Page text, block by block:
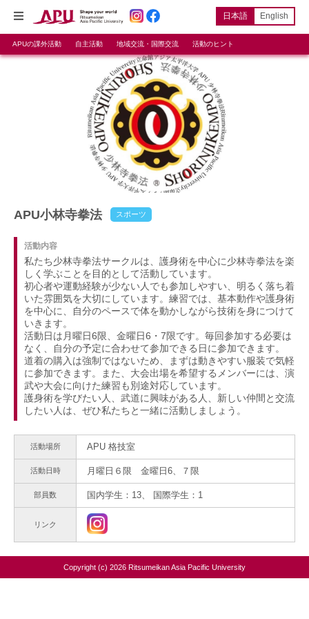
日本語 English
APUの課外活動 自主活動 地域交流・国際交流 活動のヒント
APU小林寺拳法 スポーツ
活動内容
私たち少林寺拳法サークルは、護身術を中心に少林寺拳法を楽
しく学ぶことを目的として活動しています。
初心者や運動経験が少ない人でも参加しやすい、明るく落ち着
いた雰囲気を大切にしています。練習では、基本動作や護身術
を中心に、自分のペースで体を動かしながら技術を身につけて
いきます。
活動日は月曜日6限、金曜日6・7限です。毎回参加する必要は
なく、自分の予定に合わせて参加できる日に参加できます。
道着の購入は強制ではないため、まずは動きやすい服装で気軽
に参加できます。また、大会出場を希望するメンバーには、演
武や大会に向けた練習も別途対応しています。
護身術を学びたい人、武道に興味がある人、新しい仲間と交流
したい人は、ぜひ私たちと一緒に活動しましょう。
活動場所 APU 格技室
活動日時 月曜日６限 金曜日6、７限
部員数 国内学生：13、 国際学生：1
リンク
Copyright (c) 2026 Ritsumeikan Asia Pacific University